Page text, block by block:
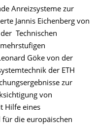
Anreizsysteme zur
Jannis Eichenberg von
Technischen
Göke von der
der ETH
zur
von
Hilfe eines
die europäischen